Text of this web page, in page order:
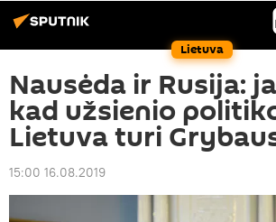
Lietuva
Nausėda ir Rusija:
kad užsienio
Lietuva turi
15:00 16.08.2019